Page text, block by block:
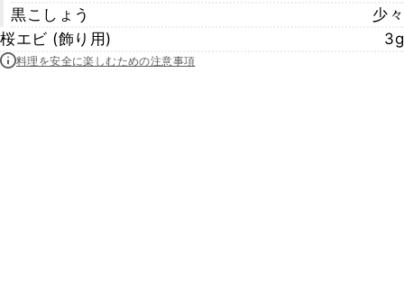
黒こしょう
少々
桜エビ (飾り用)
3g
料理を安全に楽しむための注意事項